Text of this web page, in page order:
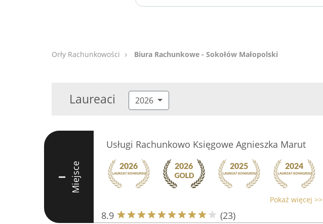
Orły Rachunkowości Biura Rachunkowe - Sokołów Małopolski
Laureaci 2026
I Miejsce
Usługi Rachunkowo Księgowe Agnieszka Marut
Pokaż więcej >>
8.9 (23)